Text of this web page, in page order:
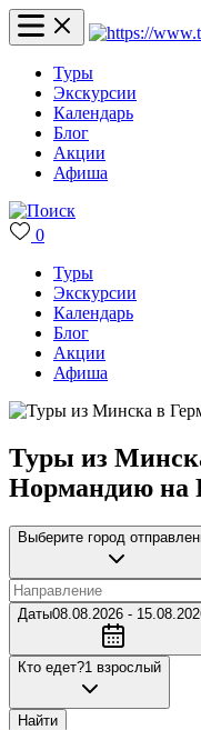
Туры
Экскурсии
Календарь
Блог
Акции
Афиша
0
Туры
Экскурсии
Календарь
Блог
Акции
Афиша
Туры из
Нормандию на
Выберите город
Даты08.08.2026 -
Кто едет?1 взрослый
Найти